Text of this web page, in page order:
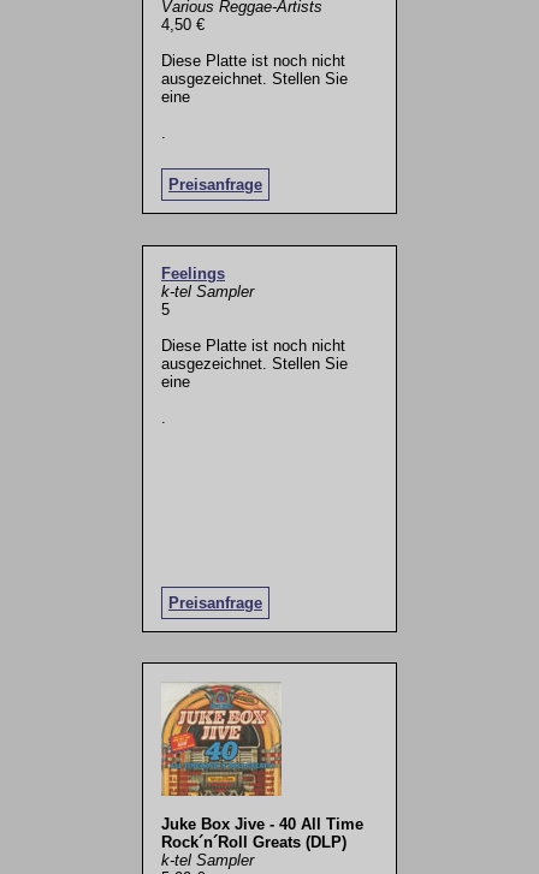
Various Reggae-Artists
4,50 €
Diese Platte ist noch nicht
ausgezeichnet. Stellen Sie
eine
Preisanfrage
Feelings
k-tel Sampler
5
Diese Platte ist noch nicht
ausgezeichnet. Stellen Sie
eine
Preisanfrage
Juke Box Jive - 40 All Time
Rock´n´Roll Greats (DLP)
k-tel Sampler